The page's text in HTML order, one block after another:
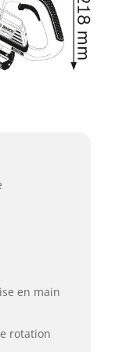
en main
rotation